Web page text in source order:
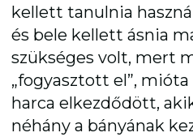
kellett tanulnia
és bele kellett ásnia
szükséges volt, mert
„fogyasztott el”, mióta
harca elkezdődött,
néhány a bányának